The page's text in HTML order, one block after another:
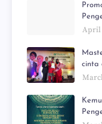
April
cinta